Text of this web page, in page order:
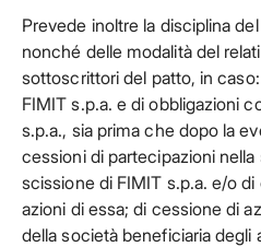
Prevede inoltre la disciplina
nonché delle modalità del
sottoscrittori del patto, in
FIMIT s.p.a. e di obbligazioni
s.p.a., sia prima che dopo la
cessioni di partecipazioni
scissione di FIMIT s.p.a. e/o
azioni di essa; di cessione di
della società beneficiaria degli